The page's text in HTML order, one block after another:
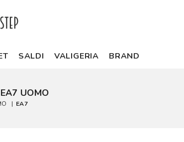
SALDI VALIGERIA BRAND
UOMO
| EA7